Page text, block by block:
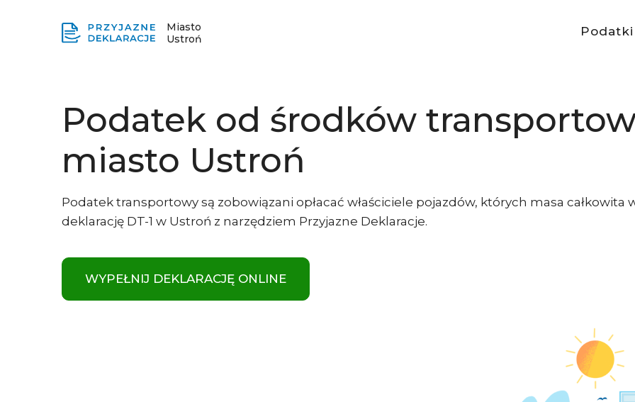
Miasto
Ustroń
Podatki
Podatek od środków
miasto Ustroń
Podatek transportowy są zobowiązani opłacać właściciele pojazdów, których masa całkowita
deklarację DT-1 w Ustroń z narzędziem Przyjazne Deklaracje.
WYPEŁNIJ DEKLARACJĘ ONLINE